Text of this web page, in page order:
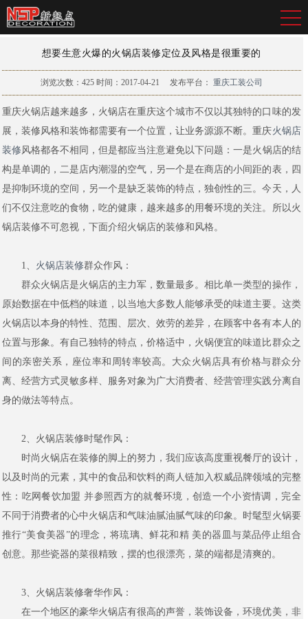
想要生意火爆的火锅店装修定位及风格是很重要的
浏览次数： 425 时间：2017-04-21 发布平台： 重庆工装公司
重庆火锅店越来越多，火锅店在重庆这个城市不仅以其独特的口味的发
展，装修风格和装饰都需要有一个位置，让业务源源不断。重庆火锅店
装修 风格都各不相同，但是都应当注意避免以下问题：一是火锅店的结
构是单调的，二是店内潮湿的空气，另一个是在商店的小间距的表，四
是抑制环境的空间，另一个是缺乏装饰的特点，独创性的三。今天，人
们不仅注意吃的食物，吃的健康，越来越多的用餐环境的关注。所以火
锅店装修不可忽视，下面介绍火锅店的装修和风格。
1、 火锅店装修群众作风：
群众火锅店是火锅店的主力军，数量最多。相比单一类型的操作，
原始数据在中低档的味道，以当地大多数人能够承受的味道主要。这类
火锅店以本身的特性、范围、层次、效劳的差异，在顾客中各有本人的
位置与形象。有自己独特的特点，价格适中，火锅便宜的味道比群众之
间的亲密关系，座位率和周转率较高。大众火锅店具有价格与群众分
离、经营方式灵敏多样、服务对象为广大消费者、经营管理实践分离自
身的做法等特点。
2、火锅店装修时髦作风：
时尚火锅店在装修的脚上的努力，我们应该高度重视餐厅的设计，
以及时尚的元素，其中的食品和饮料的商人链加入权威品牌领域的完整
性：吃网餐饮加盟 并参照西方的就餐环境，创造一个小资情调，完全
不同于消费者的心中火锅店和气味油腻油腻气味的印象。时髦型火锅要
推行“美食美器”的理念，将琉璃、鲜花和精 美的器皿与菜品停止组合
创意。那些瓷器的菜很精致，摆的也很漂亮，菜的端都是清爽的。
3、火锅店装修奢华作风：
在一个地区的豪华火锅店有很高的声誉，装饰设备，环境优美，非